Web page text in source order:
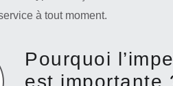
à tout moment.
Pourquoi
est importante